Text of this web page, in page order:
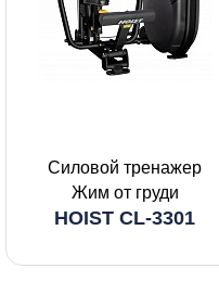
Силовой тренажер
Жим от груди
HOIST CL-3301